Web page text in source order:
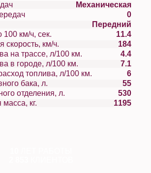
Механическая
передач
0
Передний
100 км/ч, сек.
11.4
Максимальная скорость, км/ч.
184
на трассе, л/100 км.
4.4
в городе, л/100 км.
7.1
топлива, л/100 км.
6
Объем топливного бака, л.
55
Объем багажного отделения, л.
530
Снаряженная масса, кг.
1195